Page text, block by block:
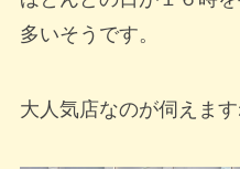
多いそうです。
大人気店なのが伺えます